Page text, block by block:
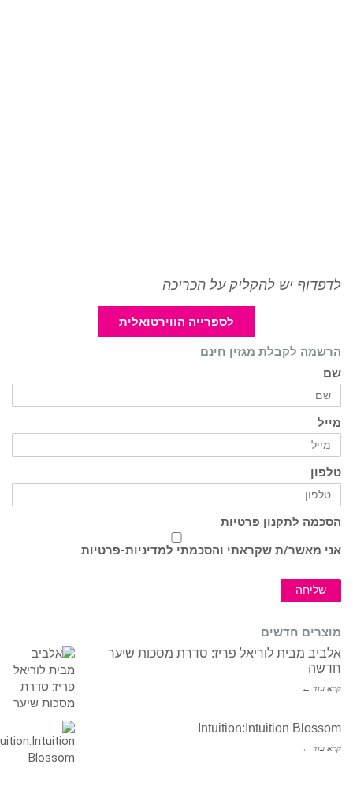
לדפדוף יש להקליק על הכריכה
לספרייה הווירטואלית
הרשמה לקבלת מגזין חינם
שם
מייל
טלפון
הסכמה לתקנון פרטיות
אני מאשר/ת שקראתי והסכמתי למדיניות-פרטיות
שליחה
מוצרים חדשים
אלביב מבית לוריאל פריז: סדרת מסכות שיער
חדשה
קרא עוד ←
Intuition:Intuition Blossom
קרא עוד ←